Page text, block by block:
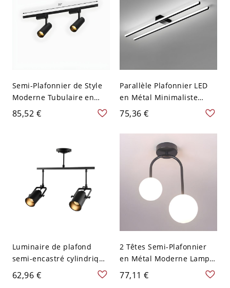
Semi-Plafonnier de Style
Moderne Tubulaire en
Métal Éclairage sur Rail
pour Bureau - 110 V-120 V
85,52 €
Parallèle Plafonnier LED
en Métal Minimaliste
Luminaire Encastré pour
Couloir - Noir 110 V-120 V
48,26 cm Blanc
75,36 €
Luminaire de plafond
semi-encastré cylindrique
rotatif métallique vintage
à deux têtes noires avec
62,96 €
2 Têtes Semi-Plafonnier
en Métal Moderne Lampe
de Plafond à Abat-Jour en
Verre de Sphère - Noir
77,11 €